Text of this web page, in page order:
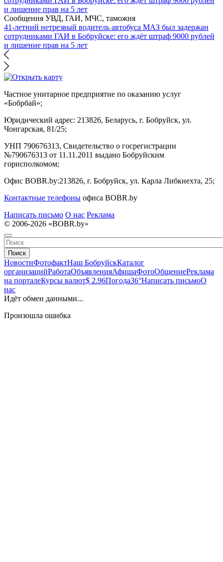
Сообщения УВД, ГАИ, МЧС, таможня
41-летний нетрезвый водитель автобуса МАЗ был задержан
сотрудниками ГАИ в Бобруйске: его ждёт штраф 9000 рублей
и лишение прав на 5 лет
Частное унитарное предприятие по оказанию услуг
«Бобрбай»;
Юридический адрес: 213826, Беларусь, г. Бобруйск, ул.
Чонгарская, 81/25;
УНП 790676313, Свидетельство о госрегистрации
№790676313 от 11.11.2011 выдано Бобруйским
горисполкомом;
Офис BOBR.by:213826, г. Бобруйск, ул. Карла Либкнехта, 25;
Контактные телефоны офиса BOBR.by
Написать письмо О нас Реклама
© 2006-2026 «BOBR.by»
Поиск
НовостиФотофактНаш БобруйскКаталог
организацийРаботаОбъявленияАфишаФотоОбщениеРеклама
на порталеКурсы валют$ 2.96Погода36°Написать письмоО
нас
Идёт обмен данными...
Произошла ошибка